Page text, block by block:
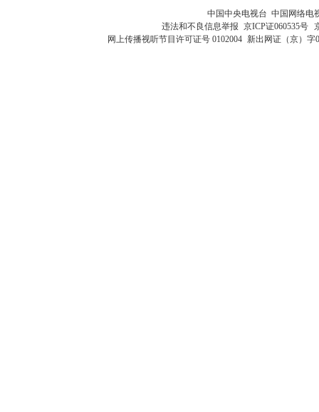
中国中央电视台 中国网络电
违法和不良信息举报 京ICP证060535号
网上传播视听节目许可证号 0102004 新出网证（京）